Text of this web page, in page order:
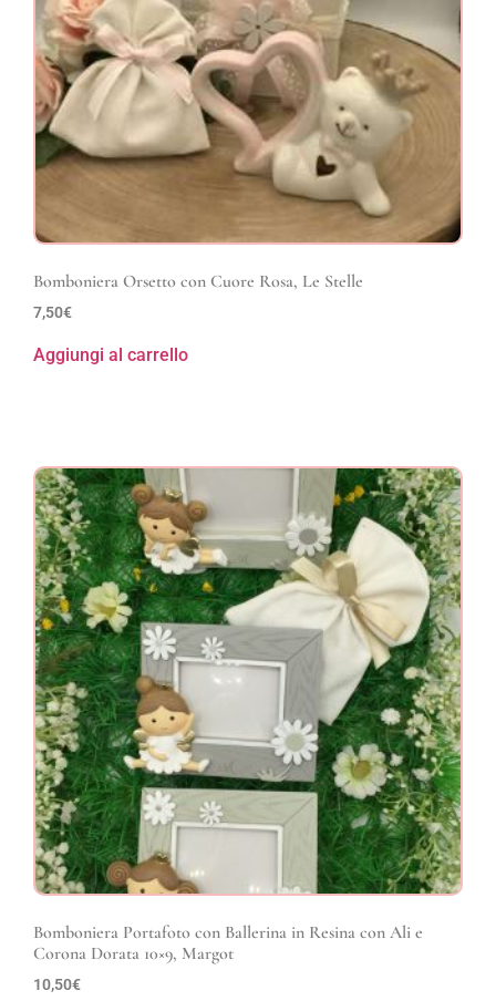
Bomboniera Orsetto con Cuore Rosa, Le Stelle
7,50€
Aggiungi al carrello
Bomboniera Portafoto con Ballerina in Resina con Ali e
Corona Dorata 10×9, Margot
10,50€